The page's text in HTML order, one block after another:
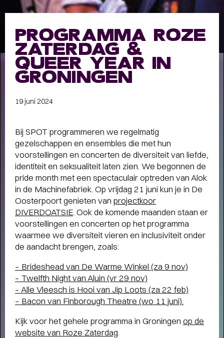
MEET THE BAND:
MUMFORD & SONS
SPOT GRONINGEN:
NIEUWS,INTERVIEWS,
COLUMNS,KORTEEN
LANGE VERHALEN
PROGRAMMA ROZE
ZATERDAG &
QUEER YEAR IN
GRONINGEN
19 juni 2024
Bij SPOT programmeren we regelmatig
gezelschappen en ensembles die met hun
voorstellingen en concerten de diversiteit van liefde,
identiteit en seksualiteit laten zien. We begonnen de
pride month met een spectaculair optreden van Alok
in de Machinefabriek. Op vrijdag 21 juni kun je in De
Oosterpoort genieten van projectkoor
DIVERDOATSIE . Ook de komende maanden staan er
voorstellingen en concerten op het programma
waarmee we diversiteit vieren en inclusiviteit onder
de aandacht brengen, zoals:
– Brideshead van De Warme Winkel (za 9 nov)
– Twelfth Night van Aluin (vr 29 nov)
– Alle Vleesch is Hooi van Jip Loots (za 22 feb)
– Bacon van Finborough Theatre (wo 11 juni).
Kijk voor het gehele programma in Groningen op de
website van Roze Zaterdag